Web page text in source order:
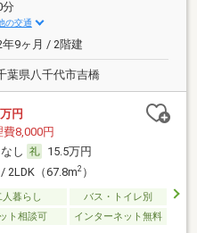
分
の交通
年9ヶ月 / 2階建
葉県八千代市吉橋
万円
費8,000円
なし
15.5万円
2LDK（67.8m2）
人暮らし
バス・トイレ別
ト相談可 インターネット無料